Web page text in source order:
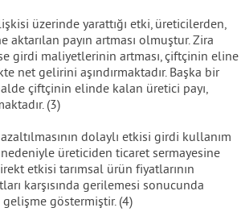
üzerinde yarattığı etki, üreticilerden,
payın artması olmuştur. Zira
girdi maliyetlerinin artması, çiftçinin eline
net gelirini aşındırmaktadır. Başka bir
çiftçinin elinde kalan üretici payı,
(3)
dolaylı etkisi girdi kullanım
nedeniyle üreticiden ticaret sermayesine
etkisi tarımsal ürün fiyatlarının
karşısında gerilemesi sonucunda
göstermiştir. (4)